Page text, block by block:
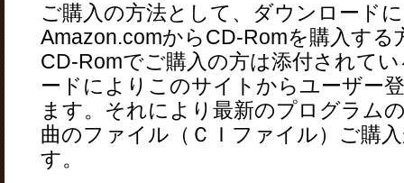
ご購入の方法として、ダウンロード
Amazon.comからCD-Romを購入する
CD-Romでご購入の方は添付されて
ードによりこのサイトからユーザー
ます。それにより最新のプログラム
曲のファイル（ＣＩファイル）ご購
す。